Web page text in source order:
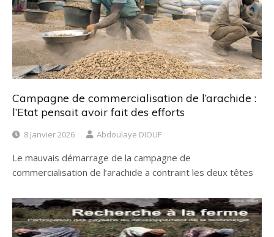
Campagne de commercialisation de l’arachide :
l’Etat pensait avoir fait des efforts
8 Janvier 2026 Abdoulaye DIOUF
Le mauvais démarrage de la campagne de
commercialisation de l’arachide a contraint les deux têtes